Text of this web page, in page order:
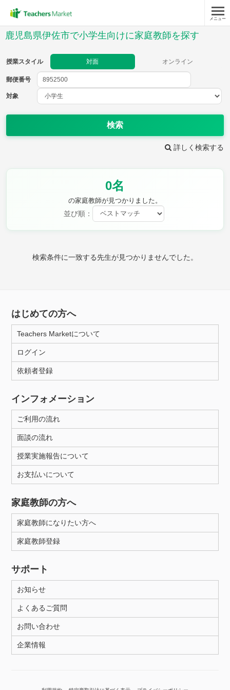
メニュー
鹿児島県伊佐市で小学生向けに家庭教師を探す
授業スタイル 対面 オンライン
郵便番号
対象
検索
詳しく検索する
0名
の家庭教師が見つかりました。
並び順：
検索条件に一致する先生が見つかりませんでした。
郵便番号
教科
理科
保健・体育 図画工作 書写
月曜日 火曜日
所属大学
距離：15km以内
年齢：18-101歳
はじめての方へ
Teachers Marketについて
ログイン
依頼者登録
インフォメーション
ご利用の流れ
面談の流れ
授業実施報告について
お支払いについて
家庭教師の方へ
家庭教師になりたい方へ
家庭教師登録
サポート
お知らせ
よくあるご質問
お問い合わせ
企業情報